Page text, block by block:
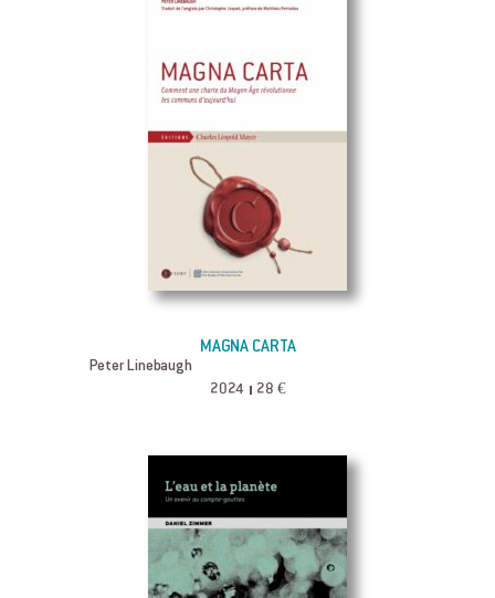
MAGNA CARTA
Peter Linebaugh
2024 28 €